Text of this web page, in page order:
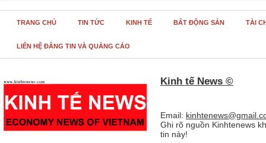
TRANG CHỦ TIN TỨC KINH TẾ BẤT ĐỘNG SẢN TÀI
LIÊN HỆ ĐĂNG TIN VÀ QUẢNG CÁO
Kinh tế News ©
Email:
Ghi rõ nguồn Kinhtenews
tin này!